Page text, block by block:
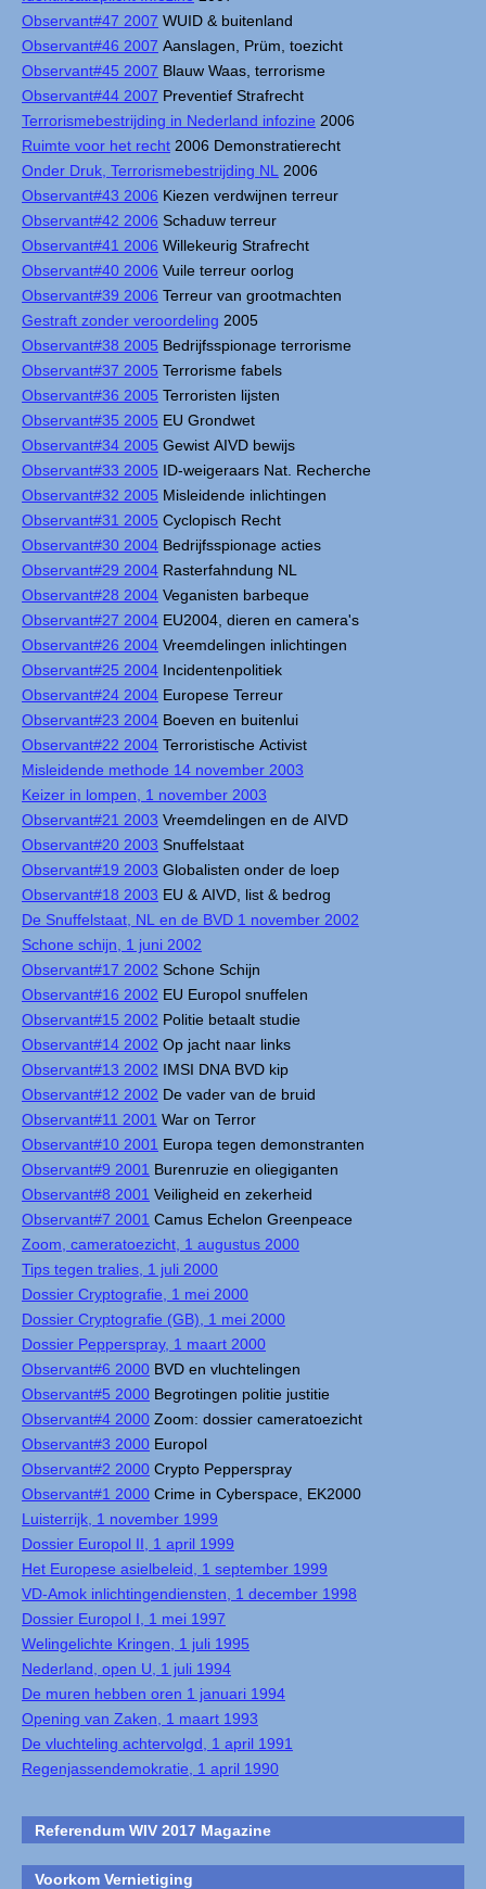
Observant#47 2007 WUID & buitenland
Observant#46 2007 Aanslagen, Prüm, toezicht
Observant#45 2007 Blauw Waas, terrorisme
Observant#44 2007 Preventief Strafrecht
Terrorismebestrijding in Nederland infozine 2006
Ruimte voor het recht 2006 Demonstratierecht
Onder Druk, Terrorismebestrijding NL
2006
Observant#43 2006 Kiezen verdwijnen terreur
Observant#42 2006 Schaduw terreur
Observant#41 2006 Willekeurig Strafrecht
Observant#40 2006 Vuile terreur oorlog
Observant#39 2006 Terreur van grootmachten
Gestraft zonder veroordeling 2005
Observant#38 2005 Bedrijfsspionage terrorisme
Observant#37 2005 Terrorisme fabels
Observant#36 2005 Terroristen lijsten
Observant#35 2005 EU Grondwet
Observant#34 2005 Gewist AIVD bewijs
Observant#33 2005 ID-weigeraars Nat. Recherche
Observant#32 2005 Misleidende inlichtingen
Observant#31 2005 Cyclopisch Recht
Observant#30 2004 Bedrijfsspionage acties
Observant#29 2004 Rasterfahndung NL
Observant#28 2004 Veganisten barbeque
Observant#27 2004 EU2004, dieren en camera's
Observant#26 2004 Vreemdelingen inlichtingen
Observant#25 2004 Incidentenpolitiek
Observant#24 2004 Europese Terreur
Observant#23 2004 Boeven en buitenlui
Observant#22 2004 Terroristische Activist
Misleidende methode 14 november 2003
Keizer in lompen, 1 november 2003
Observant#21 2003 Vreemdelingen en de AIVD
Observant#20 2003 Snuffelstaat
Observant#19 2003 Globalisten onder de loep
Observant#18 2003 EU & AIVD, list & bedrog
De Snuffelstaat, NL en de BVD 1 november 2002
Schone schijn, 1 juni 2002
Observant#17 2002 Schone Schijn
Observant#16 2002 EU Europol snuffelen
Observant#15 2002 Politie betaalt studie
Observant#14 2002 Op jacht naar links
Observant#13 2002 IMSI DNA BVD kip
Observant#12 2002 De vader van de bruid
Observant#11 2001 War on Terror
Observant#10 2001 Europa tegen demonstranten
Observant#9 2001 Burenruzie en oliegiganten
Observant#8 2001 Veiligheid en zekerheid
Observant#7 2001 Camus Echelon Greenpeace
Zoom, cameratoezicht, 1 augustus 2000
Tips tegen tralies, 1 juli 2000
Dossier Cryptografie, 1 mei 2000
Dossier Cryptografie (GB), 1 mei 2000
Dossier Pepperspray, 1 maart 2000
Observant#6 2000 BVD en vluchtelingen
Observant#5 2000 Begrotingen politie justitie
Observant#4 2000 Zoom: dossier cameratoezicht
Observant#3 2000 Europol
Observant#2 2000 Crypto Pepperspray
Observant#1 2000 Crime in Cyberspace, EK2000
Luisterrijk, 1 november 1999
Dossier Europol II, 1 april 1999
Het Europese asielbeleid, 1 september 1999
VD-Amok inlichtingendiensten, 1 december 1998
Dossier Europol I, 1 mei 1997
Welingelichte Kringen, 1 juli 1995
Nederland, open U, 1 juli 1994
De muren hebben oren 1 januari 1994
Opening van Zaken, 1 maart 1993
De vluchteling achtervolgd, 1 april 1991
Regenjassendemokratie, 1 april 1990
Referendum WIV 2017 Magazine
Voorkom Vernietiging